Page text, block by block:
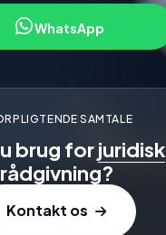
WhatsApp
SAMTALE
brug forjuridisk
rådgivning?
Kontakt os